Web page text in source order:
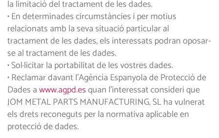
la limitació del tractament de les dades.
• En determinades circumstàncies i per motius
relacionats amb la seva situació particular al
tractament de les dades, els interessats podran oposar-
se al tractament de les dades.
• Sol·licitar la portabilitat de les vostres dades.
• Reclamar davant l’Agència Espanyola de Protecció de
Dades awww.agpd.esquan l’interessat consideri que
JOM METAL PARTS MANUFACTURING, SL ha vulnerat
els drets reconeguts per la normativa aplicable en
protecció de dades.